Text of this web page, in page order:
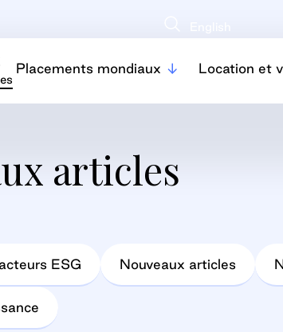
Placements mondiaux Location et
articles
ESG Nouveaux articles